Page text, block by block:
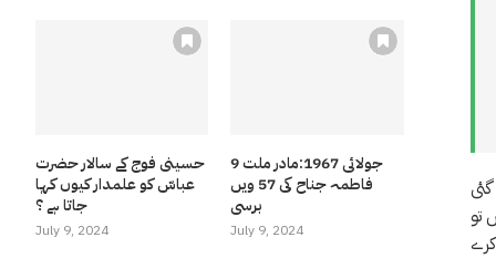
تو
حسینی فوج کے سالار حضرت
عباسّ کو علمدار کیوں کہا
جاتا ہے ؟
July 9, 2024
9 جولائی 1967:مادر ملت
فاطمہ جناح کی 57 ویں
برسی
July 9, 2024